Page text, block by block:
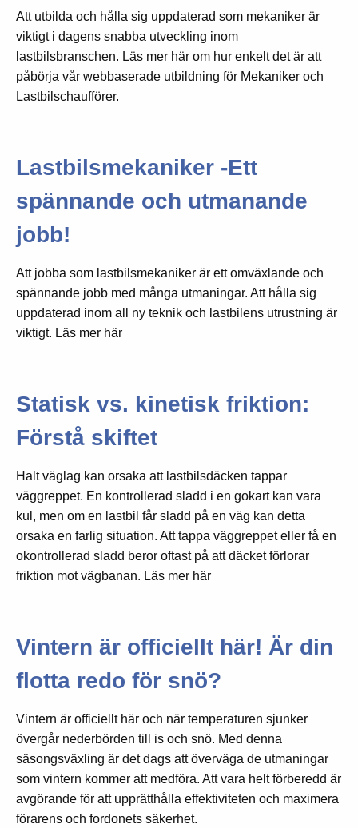
Att utbilda och hålla sig uppdaterad som mekaniker är
viktigt i dagens snabba utveckling inom
lastbilsbranschen. Läs mer här om hur enkelt det är att
påbörja vår webbaserade utbildning för Mekaniker och
Lastbilschaufförer.
Lastbilsmekaniker -Ett
spännande och utmanande
jobb!
Att jobba som lastbilsmekaniker är ett omväxlande och
spännande jobb med många utmaningar. Att hålla sig
uppdaterad inom all ny teknik och lastbilens utrustning är
viktigt. Läs mer här
Statisk vs. kinetisk friktion:
Förstå skiftet
Halt väglag kan orsaka att lastbilsdäcken tappar
väggreppet. En kontrollerad sladd i en gokart kan vara
kul, men om en lastbil får sladd på en väg kan detta
orsaka en farlig situation. Att tappa väggreppet eller få en
okontrollerad sladd beror oftast på att däcket förlorar
friktion mot vägbanan. Läs mer här
Vintern är officiellt här! Är din
flotta redo för snö?
Vintern är officiellt här och när temperaturen sjunker
övergår nederbörden till is och snö. Med denna
säsongsväxling är det dags att överväga de utmaningar
som vintern kommer att medföra. Att vara helt förberedd är
avgörande för att upprätthålla effektiviteten och maximera
förarens och fordonets säkerhet.